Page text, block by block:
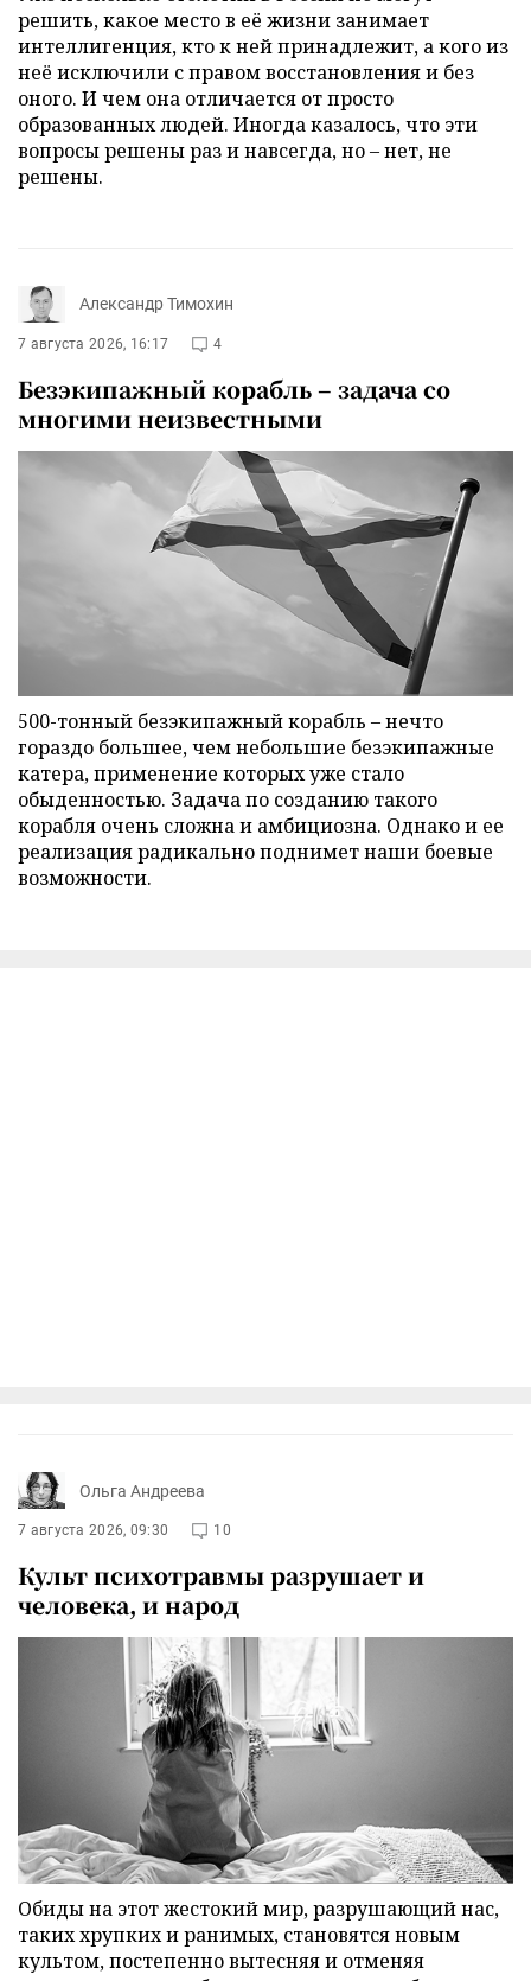
решить, какое место в её жизни занимает
интеллигенция, кто к ней принадлежит, а кого из
неё исключили с правом восстановления и без
оного. И чем она отличается от просто
образованных людей. Иногда казалось, что эти
вопросы решены раз и навсегда, но – нет, не
решены.
Александр Тимохин
7 августа 2026, 16:17 4
Безэкипажный корабль – задача со
многими неизвестными
500-тонный безэкипажный корабль – нечто
гораздо большее, чем небольшие безэкипажные
катера, применение которых уже стало
обыденностью. Задача по созданию такого
корабля очень сложна и амбициозна. Однако и ее
реализация радикально поднимет наши боевые
возможности.
Ольга Андреева
7 августа 2026, 09:30 10
Культ психотравмы разрушает и
человека, и народ
Обиды на этот жестокий мир, разрушающий нас,
таких хрупких и ранимых, становятся новым
культом, постепенно вытесняя и отменяя